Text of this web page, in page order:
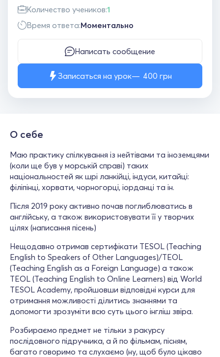
Количество учеников:1
Время ответа:Моментально
Написать сообщение
Записаться на урок 400 грн
О себе
Маю практику спілкування із нейтівами та іноземцями
(коли ще був у морській справі) таких
національностей як шрі ланкійці, індуси, китайці:
філіпінці, хорвати, чорногорці, іорданці та ін.
Після 2019 року активно почав поглиблюватись в
англійську, а також використовувати її у творчих
цілях (написання пісень)
Нещодавно отримав сертифікати TESOL (Teaching
English to Speakers of Other Languages)/TEOL
(Teaching English as a Foreign Language) а також
TEOL (Teaching English to Online Learners) від World
TESOL Academy, пройшовши відповідні курси для
отримання можливості ділитись знаннями та
допомогти зрозуміти всю суть цього інгліш звіра.
Розбираємо предмет не тільки з ракурсу
послідовного підручника, а й по фільмам, пісням,
багато говоримо та слухаємо (ну, щоб було цікаво